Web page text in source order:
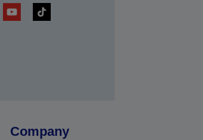
Company